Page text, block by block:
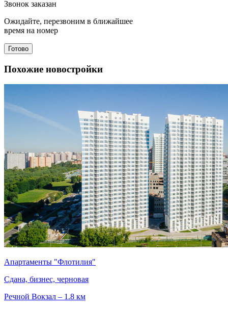
Звонок заказан
Ожидайте, перезвоним в ближайшее
время на номер
Готово
Похожие новостройки
Апартаменты "Флотилия"
Сдана, бизнес, черновая
Речной Вокзал – 1.8 км